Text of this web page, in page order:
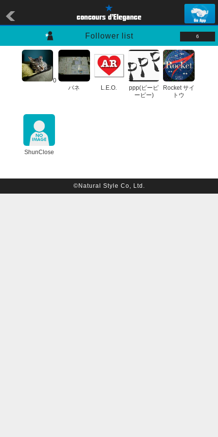
Follower list 6
0
バネ
L.E.O.
ppp(ピーピ
ーピー)
Rocket サイ
トウ
ShunClose
©Natural Style Co, Ltd.